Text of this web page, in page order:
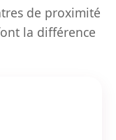
de proximité
la différence